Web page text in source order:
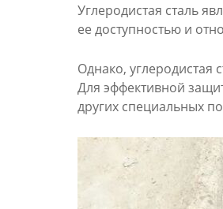
Углеродистая сталь
ее доступностью и
Однако, углеродистая
Для эффективной
других специальных